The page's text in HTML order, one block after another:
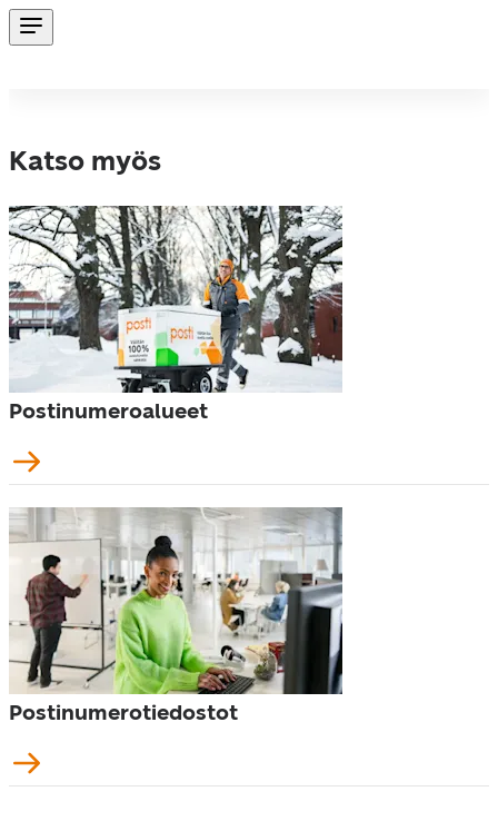
Katso myös
Postinumeroalueet
Postinumerotiedostot